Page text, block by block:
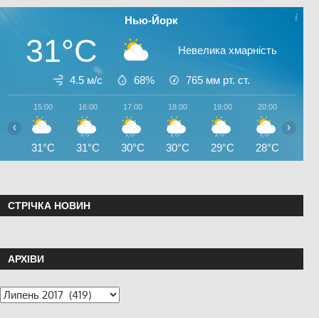
Нью-Йорк
31°C Невелика хмарність
4.5 м/с 68% 765 мм рт. ст.
15:00
31°C
16:00
31°C
17:00
30°C
18:00
30°C
19:00
29°C
20:00
28°C
‹ ›
СТРІЧКА НОВИН
АРХІВИ